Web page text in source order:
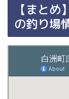
【まとめ
の釣り場